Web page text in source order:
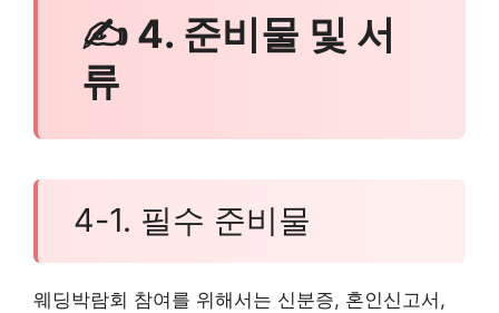
✍ 4. 준비물 및 서
류
4-1. 필수 준비물
웨딩박람회 참여를 위해서는 신분증, 혼인신고서,